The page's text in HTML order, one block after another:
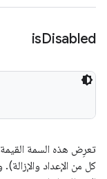
isDisabled
كل من الإعداد